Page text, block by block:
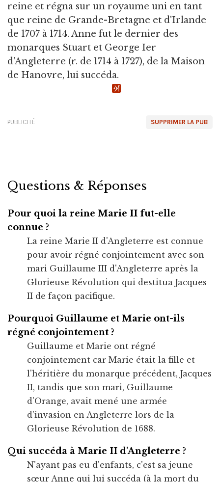
reine et régna sur un royaume uni en tant
que reine de Grande-Bretagne et d'Irlande
de 1707 à 1714. Anne fut le dernier des
monarques Stuart et George Ier
d'Angleterre (r. de 1714 à 1727), de la Maison
de Hanovre, lui succéda.
SUPPRIMER LA PUB
PUBLICITÉ
Questions & Réponses
Pour quoi la reine Marie II fut-elle
connue ?
La reine Marie II d'Angleterre est connue
pour avoir régné conjointement avec son
mari Guillaume III d'Angleterre après la
Glorieuse Révolution qui destitua Jacques
II de façon pacifique.
Pourquoi Guillaume et Marie ont-ils
régné conjointement ?
Guillaume et Marie ont régné
conjointement car Marie était la fille et
l'héritière du monarque précédent, Jacques
II, tandis que son mari, Guillaume
d'Orange, avait mené une armée
d'invasion en Angleterre lors de la
Glorieuse Révolution de 1688.
Qui succéda à Marie II d'Angleterre ?
N'ayant pas eu d'enfants, c'est sa jeune
sœur Anne qui lui succéda (à la mort du